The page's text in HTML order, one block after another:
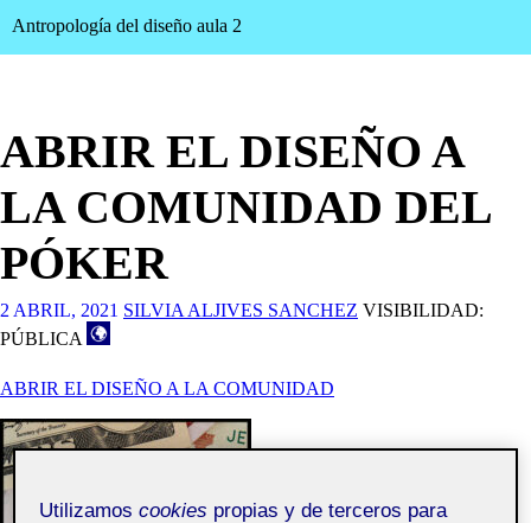
Antropología del diseño aula 2
ABRIR EL DISEÑO A
LA COMUNIDAD DEL
PÓKER
2 ABRIL, 2021 SILVIA ALJIVES SANCHEZ VISIBILIDAD:
PÚBLICA
ABRIR EL DISEÑO A LA COMUNIDAD
Utilizamoscookies propias y de terceros para